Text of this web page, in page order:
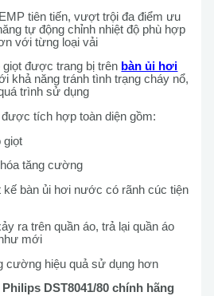
tiên tiến, vượt trội đa điểm ưu
tự động chỉnh nhiệt độ phù hợp
với từng loại vải
giọt được trang bị trên bàn ủi hơi
khả năng tránh tình trạng cháy nổ,
trình sử dụng
tích hợp toàn diện gồm:
giọt
tăng cường
bàn ủi hơi nước có rãnh cúc tiện
ra trên quần áo, trả lại quần áo
mới
cường hiệu quả sử dụng hơn
DST8041/80 chính hãng